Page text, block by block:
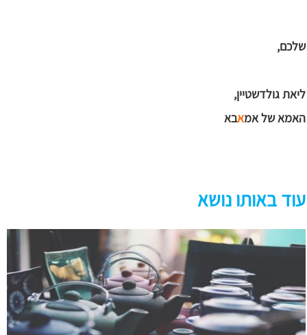
שלכם,
ליאת גולדשטיין,
האמא של אמאבא
עוד באותו נושא